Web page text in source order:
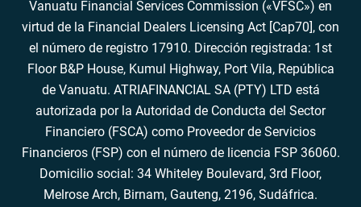
Vanuatu Financial Services Commission («VFSC») en
virtud de la Financial Dealers Licensing Act [Cap70], con
el número de registro 17910. Dirección registrada: 1st
Floor B&P House, Kumul Highway, Port Vila, República
de Vanuatu. ATRIAFINANCIAL SA (PTY) LTD está
autorizada por la Autoridad de Conducta del Sector
Financiero (FSCA) como Proveedor de Servicios
Financieros (FSP) con el número de licencia FSP 36060.
Domicilio social: 34 Whiteley Boulevard, 3rd Floor,
Melrose Arch, Birnam, Gauteng, 2196, Sudáfrica.